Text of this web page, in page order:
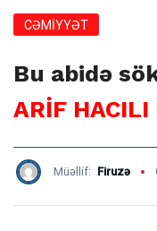
CƏMİYYƏT
Bu abidə
ARİF HACILI
Müəllif: Firuzə